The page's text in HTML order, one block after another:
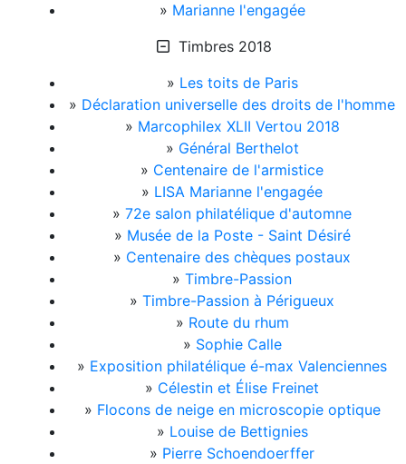
» Marianne l'engagée
Timbres 2018
» Les toits de Paris
» Déclaration universelle des droits de l'homme
» Marcophilex XLII Vertou 2018
» Général Berthelot
» Centenaire de l'armistice
» LISA Marianne l'engagée
» 72e salon philatélique d'automne
» Musée de la Poste - Saint Désiré
» Centenaire des chèques postaux
» Timbre-Passion
» Timbre-Passion à Périgueux
» Route du rhum
» Sophie Calle
» Exposition philatélique é-max Valenciennes
» Célestin et Élise Freinet
» Flocons de neige en microscopie optique
» Louise de Bettignies
» Pierre Schoendoerffer